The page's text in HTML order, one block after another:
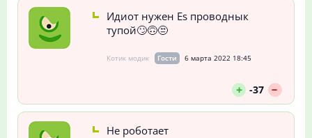
Идиот нужен Es проводнык
тупой🙄🙃😒
Котик модик Гости 6 марта 2022 18:45
+ -37 --
Не роботает